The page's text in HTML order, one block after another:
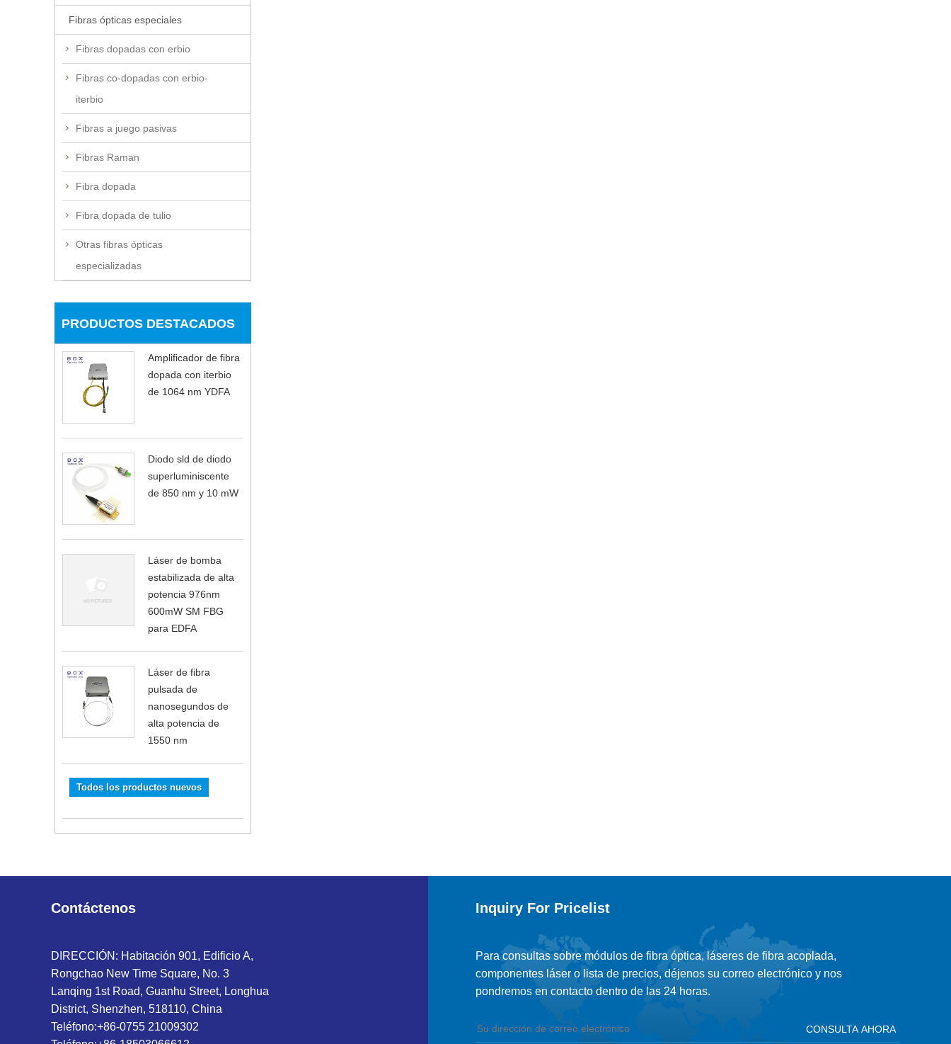
Fibras ópticas especiales
Fibras dopadas con erbio
Fibras co-dopadas con erbio-
iterbio
Fibras a juego pasivas
Fibras Raman
Fibra dopada
Fibra dopada de tulio
Otras fibras ópticas
especializadas
PRODUCTOS DESTACADOS
Amplificador de fibra
dopada con iterbio
de 1064 nm YDFA
Diodo sld de diodo
superluminiscente
de 850 nm y 10 mW
Láser de bomba
estabilizada de alta
potencia 976nm
600mW SM FBG
para EDFA
Láser de fibra
pulsada de
nanosegundos de
alta potencia de
1550 nm
Todos los productos nuevos
Contáctenos
DIRECCIÓN: Habitación 901, Edificio A,
Rongchao New Time Square, No. 3
Lanqing 1st Road, Guanhu Street, Longhua
District, Shenzhen, 518110, China
Teléfono:+86-0755 21009302
Inquiry For Pricelist
Para consultas sobre módulos de fibra óptica, láseres de fibra acoplada,
componentes láser o lista de precios, déjenos su correo electrónico y nos
pondremos en contacto dentro de las 24 horas.